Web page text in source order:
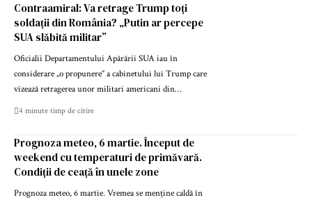
Contraamiral: Va retrage Trump toți
soldații din România? „Putin ar percepe
SUA slăbită militar”
Oficialii Departamentului Apărării SUA iau în
considerare „o propunere” a cabinetului lui Trump care
vizează retragerea unor militari americani din…
4 minute timp de citire
Prognoza meteo, 6 martie. Început de
weekend cu temperaturi de primăvară.
Condiții de ceață în unele zone
Prognoza meteo, 6 martie. Vremea se menține caldă în